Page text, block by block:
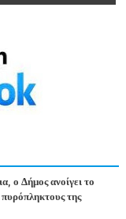
ο Δήμος ανοίγει το
της